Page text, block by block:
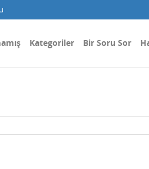
Kategoriler Bir Soru Sor